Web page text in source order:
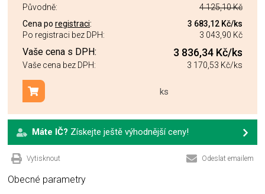
Původně:
4 125,10 Kč
Cena po registraci: 3 683,12 Kč/ks
Po registraci bez DPH:
3 043,90 Kč
Vaše cena s DPH: 3 836,34 Kč/ks
Vaše cena bez DPH: 3 170,53 Kč/ks
ks
Přidat do košíku
Máte IČ? Získejte ještě výhodnější ceny!
Vytisknout Odeslat emailem
Obecné parametry